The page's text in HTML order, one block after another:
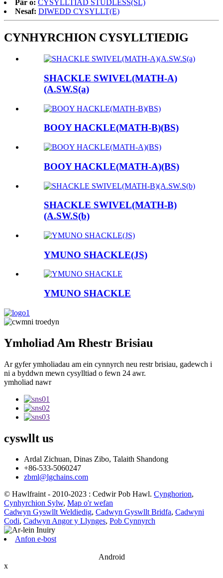
Pâr o: CYSYLLTIAD STUDLESS(SL)
Nesaf: DIWEDD CYSYLLT(E)
CYNHYRCHION CYSYLLTIEDIG
SHACKLE SWIVEL(MATH-A)
(A.SW.S(a)
BOOY HACKLE(MATH-B)(BS)
BOOY HACKLE(MATH-A)(BS)
SHACKLE SWIVEL(MATH-B)
(A.SW.S(b)
YMUNO SHACKLE(JS)
YMUNO SHACKLE
Ymholiad Am Rhestr Brisiau
Ar gyfer ymholiadau am ein cynnyrch neu restr brisiau, gadewch i
ni a byddwn mewn cysylltiad o fewn 24 awr.
ymholiad nawr
cyswllt us
Ardal Zichuan, Dinas Zibo, Talaith Shandong
+86-533-5060247
zbml@lgchains.com
© Hawlfraint - 2010-2023 : Cedwir Pob Hawl. Cynghorion,
Cynhyrchion Sylw, Map o'r wefan
Cadwyn Gyswllt Weldiedig, Cadwyn Gyswllt Bridfa, Cadwyni
Codi, Cadwyn Angor y Llynges, Pob Cynnyrch
Anfon e-bost
Android
x